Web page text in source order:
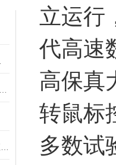
立运行
代高速
高保真
转鼠标
多数试